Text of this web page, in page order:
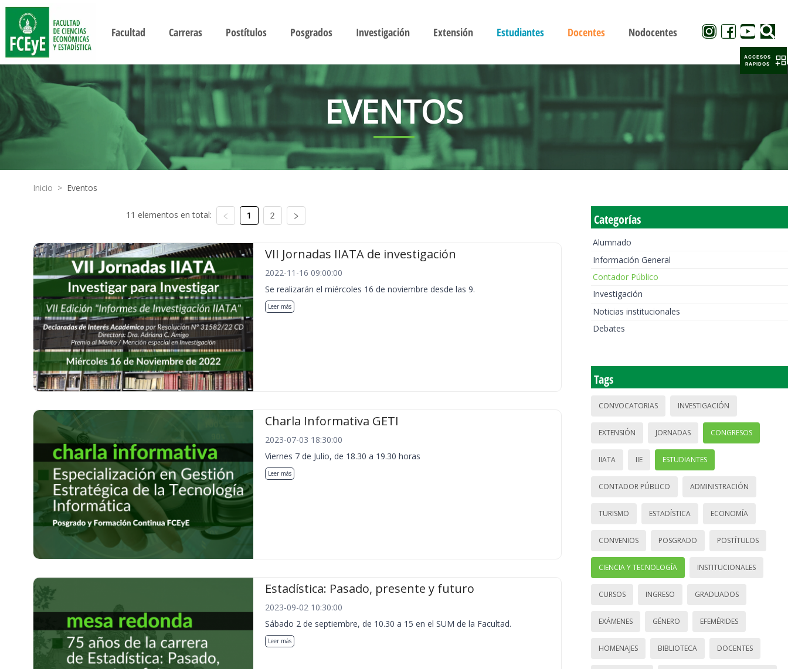
Facultad Carreras Postítulos Posgrados Investigación Extensión Estudiantes Docentes Nodocentes
EVENTOS
Inicio > Eventos
11 elementos en total: 1 2
VII Jornadas IIATA de investigación
2022-11-16 09:00:00
Se realizarán el miércoles 16 de noviembre desde las 9.
Leer más
Charla Informativa GETI
2023-07-03 18:30:00
Viernes 7 de Julio, de 18.30 a 19.30 horas
Leer más
Estadística: Pasado, presente y futuro
2023-09-02 10:30:00
Sábado 2 de septiembre, de 10.30 a 15 en el SUM de la Facultad.
Leer más
Categorías
Alumnado
Información General
Contador Público
Investigación
Noticias institucionales
Debates
Tags
CONVOCATORIAS INVESTIGACIÓN
EXTENSIÓN JORNADAS CONGRESOS
IIATA IIE ESTUDIANTES
CONTADOR PÚBLICO ADMINISTRACIÓN
TURISMO ESTADÍSTICA ECONOMÍA
CONVENIOS POSGRADO POSTÍTULOS
CIENCIA Y TECNOLOGÍA INSTITUCIONALES
CURSOS INGRESO GRADUADOS
EXÁMENES GÉNERO EFEMÉRIDES
HOMENAJES BIBLIOTECA DOCENTES
ACCESOS
RAPIDOS